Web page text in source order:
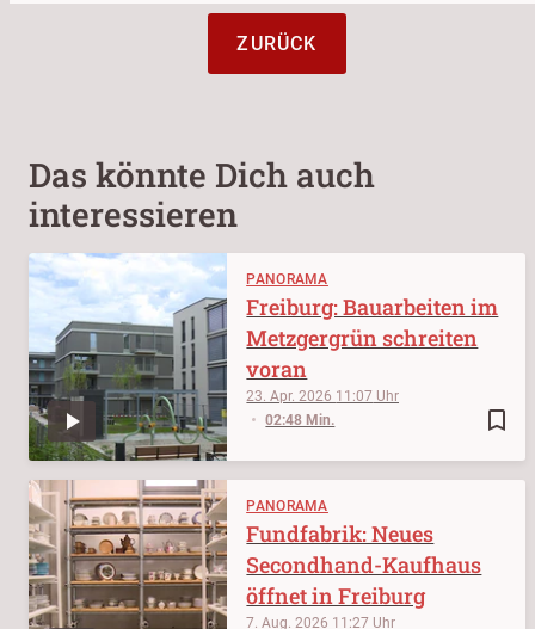
ZURÜCK
Das könnte Dich auch
interessieren
PANORAMA
bookmark_border
23. Apr. 2026 11:07
02:48 Min.
Freiburg: Bauarbeiten im
Metzgergrün schreiten
voran
PANORAMA
7. Aug. 2026 11:27
Fundfabrik: Neues
Secondhand-Kaufhaus
öffnet in Freiburg